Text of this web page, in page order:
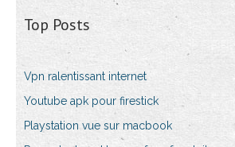
Top Posts
Vpn ralentissant internet
Youtube apk pour firestick
Playstation vue sur macbook